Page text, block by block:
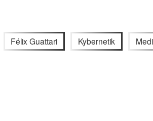
Félix Guattari Kybernetik